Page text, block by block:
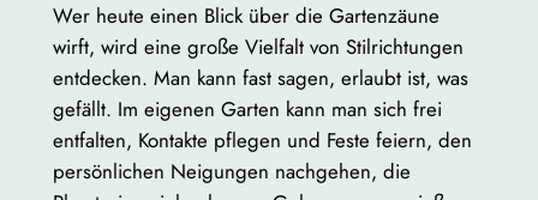
Wer heute einen Blick über die Gartenzäune
wirft, wird eine große Vielfalt von Stilrichtungen
entdecken. Man kann fast sagen, erlaubt ist, was
gefällt. Im eigenen Garten kann man sich frei
entfalten, Kontakte pflegen und Feste feiern, den
persönlichen Neigungen nachgehen, die